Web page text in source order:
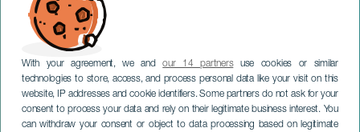
With your agreement, we andour 14 partnersuse cookies or similar
technologies to store, access, and process personal data like your visit on this
website, IP addresses and cookie identifiers. Some partners do not ask for your
consent to process your data and rely on their legitimate business interest. You
can withdraw your consent or object to data processing based on legitimate